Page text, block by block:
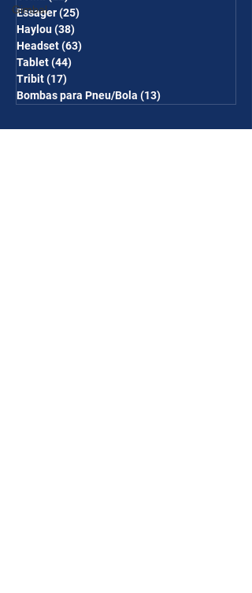
Gimbal
Essager(25)
Haylou(38)
Headset(63)
Tablet(44)
Tribit(17)
Bombas para Pneu/Bola (13)